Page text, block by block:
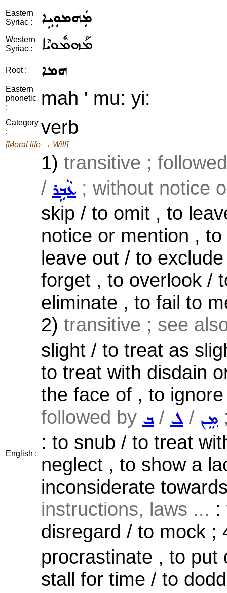
Eastern
Syriac :
ܡܲܗܡܘܼܝܹܐ
Western
Syriac :
ܡܰܗܡܽܘܝܶܐ
Root : ܗܡܐ
Eastern
phonetic
:
mah ' mu: yi:
Category
:
verb
[Moral life → Will]
English :
1) transitive ;
/ ܥܵܒܹܪ ; without notice
skip / to omit , to
notice or mention ,
leave out / to
forget , to overlook /
eliminate , to fail to
2) transitive ; see
slight / to treat as
to treat with disdain
the face of , to
followed by ܒ/ ܠ / ܡܸܢ
: to snub / to treat
neglect , to show a
inconsiderate
instructions, laws ... :
disregard / to mock ;
procrastinate , to
stall for time / to